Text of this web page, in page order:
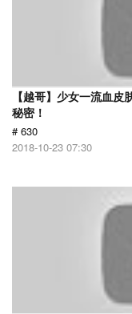
【越哥】少女一流血
秘密！
# 630
2018-10-23 07:30